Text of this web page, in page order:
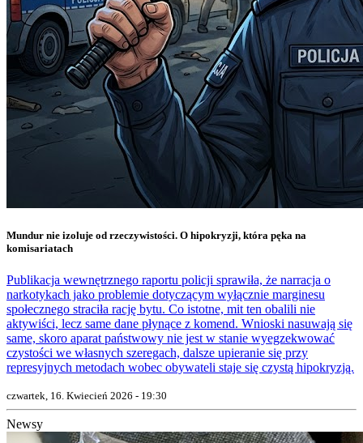
Mundur nie izoluje od rzeczywistości. O hipokryzji, która pęka na
komisariatach
Publikacja wewnętrznego raportu policji sprawiła, że narracja o
narkotykach jako problemie dotyczącym wyłącznie marginesu
społecznego straciła rację bytu. Co istotne, mit ten obalili nie
aktywiści, lecz same dane płynące z komend. Wnioski nasuwają się
same, skoro aparat państwowy nie jest w stanie wyegzekwować
czystości we własnych szeregach, dalsze upieranie się przy
represyjnych metodach wobec obywateli staje się czystą hipokryzją.
czwartek, 16. Kwiecień 2026 - 19:30
Newsy